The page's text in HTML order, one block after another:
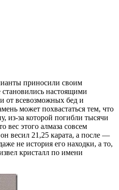
приносили своим
становились настоящими
всевозможных бед и
может похвастаться тем, что
из-за которой погибли тысячи
вес этого алмаза совсем
весил 21,25 карата, а после —
не история его находки, а то,
кристалл по имени